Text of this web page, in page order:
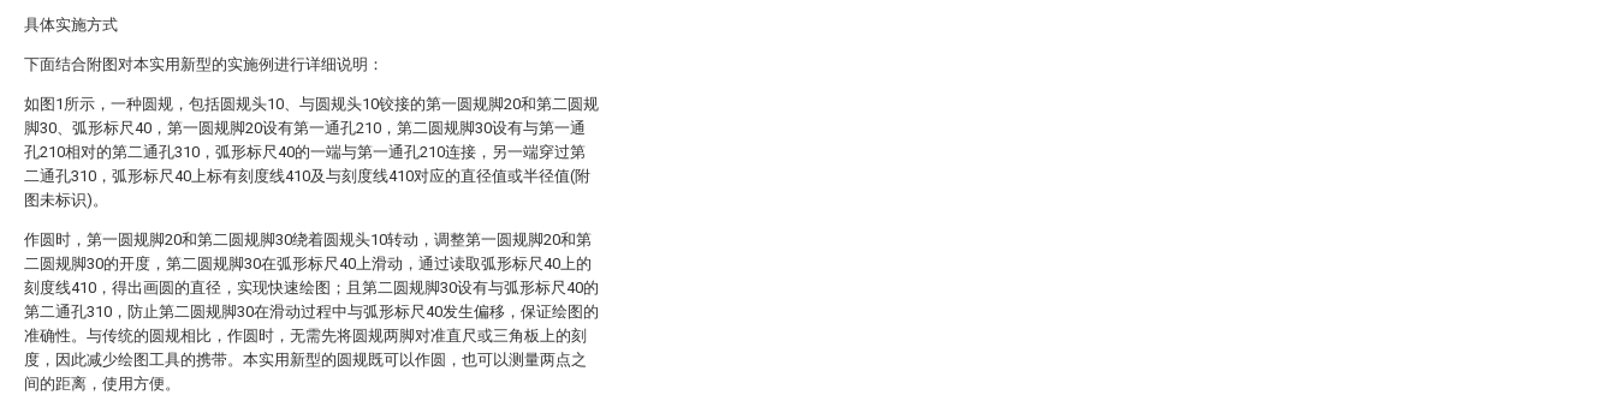
具体实施方式
下面结合附图对本实用新型的实施例进行详细说明：
如图1所示，一种圆规，包括圆规头10、与圆规头10铰接的第一圆规脚20和第二圆规
脚30、弧形标尺40，第一圆规脚20设有第一通孔210，第二圆规脚30设有与第一通
孔210相对的第二通孔310，弧形标尺40的一端与第一通孔210连接，另一端穿过第
二通孔310，弧形标尺40上标有刻度线410及与刻度线410对应的直径值或半径值(附
图未标识)。
作圆时，第一圆规脚20和第二圆规脚30绕着圆规头10转动，调整第一圆规脚20和第
二圆规脚30的开度，第二圆规脚30在弧形标尺40上滑动，通过读取弧形标尺40上的
刻度线410，得出画圆的直径，实现快速绘图；且第二圆规脚30设有与弧形标尺40的
第二通孔310，防止第二圆规脚30在滑动过程中与弧形标尺40发生偏移，保证绘图的
准确性。与传统的圆规相比，作圆时，无需先将圆规两脚对准直尺或三角板上的刻
度，因此减少绘图工具的携带。本实用新型的圆规既可以作圆，也可以测量两点之
间的距离，使用方便。